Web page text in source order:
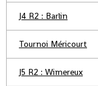
J4 R2 : Barlin
Tournoi Méricourt
J5 R2 : Wimereux